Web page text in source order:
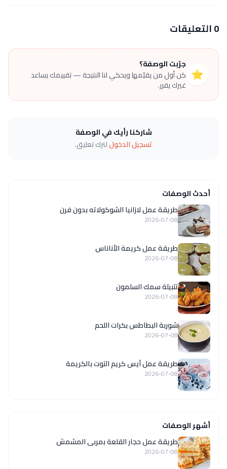
0 التعليقات
⭐
جرّبت الوصفة؟
كن أول من يقيّمها ويحكي لنا النتيجة — تقييمك يساعد
غيرك يقرر.
شاركنا رأيك في الوصفة
تسجيل الدخوللترك تعليق.
أحدث الوصفات
طريقة عمل لازانيا الشوكولاته بدون فرن
2026-07-08
طريقة عمل كريمة الأناناس
2026-07-08
تتبيلة سمك السلمون
2026-07-08
شوربة البطاطس بكرات اللحم
2026-07-08
طريقة عمل آيس كريم التوت بالكريمة
2026-07-08
أشهر الوصفات
طريقة عمل حجار القلعة بمربى المشمش
2026-07-08